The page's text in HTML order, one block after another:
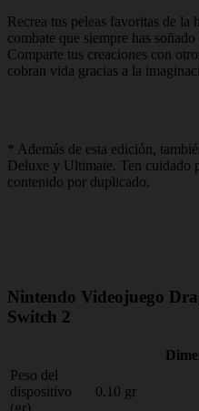
Recrea tus peleas favoritas de
combate que siempre has
Comparte tus creaciones con
cobran vida gracias a la
* Además de esta edición,
Deluxe y Ultimate. Ten cuidado
contenido por duplicado.
Nintendo Videojuego
Switch 2
Peso del
dispositivo
(gr)
0.10 gr